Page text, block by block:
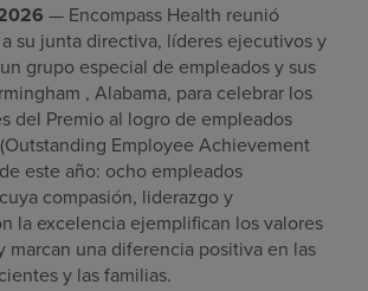
— Encompass Health reunió
su junta directiva, líderes ejecutivos y
grupo especial de empleados y sus
, Alabama, para celebrar los
del Premio al logro de empleados
Employee Achievement
este año: ocho empleados
compasión, liderazgo y
la excelencia ejemplifican los valores
marcan una diferencia positiva en las
y las familias.